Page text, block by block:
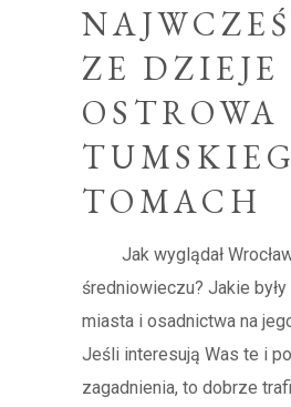
ZE DZIEJE
OSTROWA
TOMACH
Jak wyglądał
średniowieczu? Jakie
miasta i osadnictwa na
Jeśli interesują Was te i
zagadnienia, to dobrze